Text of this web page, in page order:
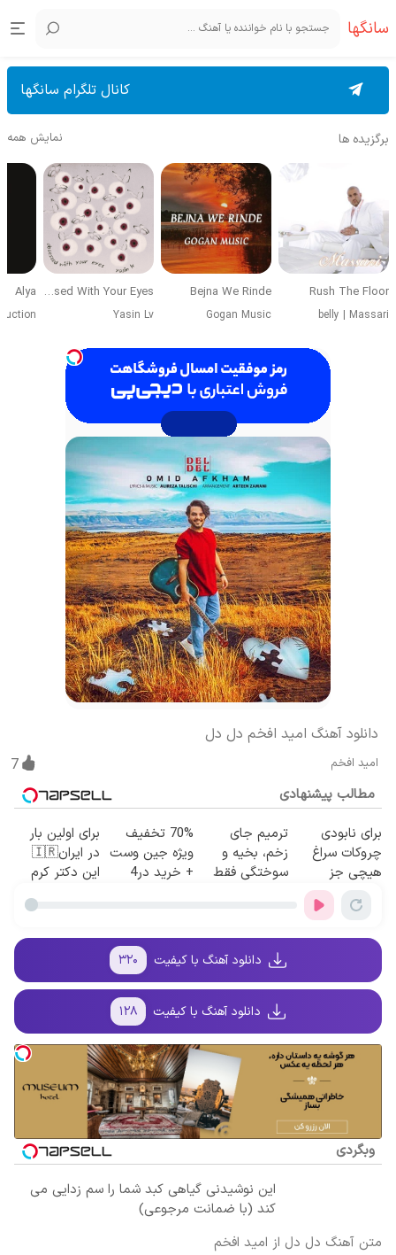
سانگها
کانال تلگرام سانگها
برگزیده ها نمایش همه
Rush The Floor
belly | Massari
Bejna We Rinde
Gogan Music
Obsessed With Your Eyes
Yasin Lv
Alya
دانلود آهنگ امید افخم دل دل
امید افخم 7
مطالب پیشنهادی
برای نابودی
چروکات سراغ
هیچی جز
جوانساز جلبک
نرو(تخفیف40%)
ترمیم جای
زخم، بخیه و
سوختگی فقط
70% تخفیف
ویژه جین وست
+ خرید در4
برای اولین بار
در ایران🇮🇷
این دکتر کرم
روزه ساخت!
دانلود آهنگ با کیفیت ۳۲۰
دانلود آهنگ با کیفیت ۱۲۸
وبگردی
این نوشیدنی گیاهی کبد شما را سم زدایی می
کند (با ضمانت مرجوعی)
متن آهنگ دل دل از امید افخم